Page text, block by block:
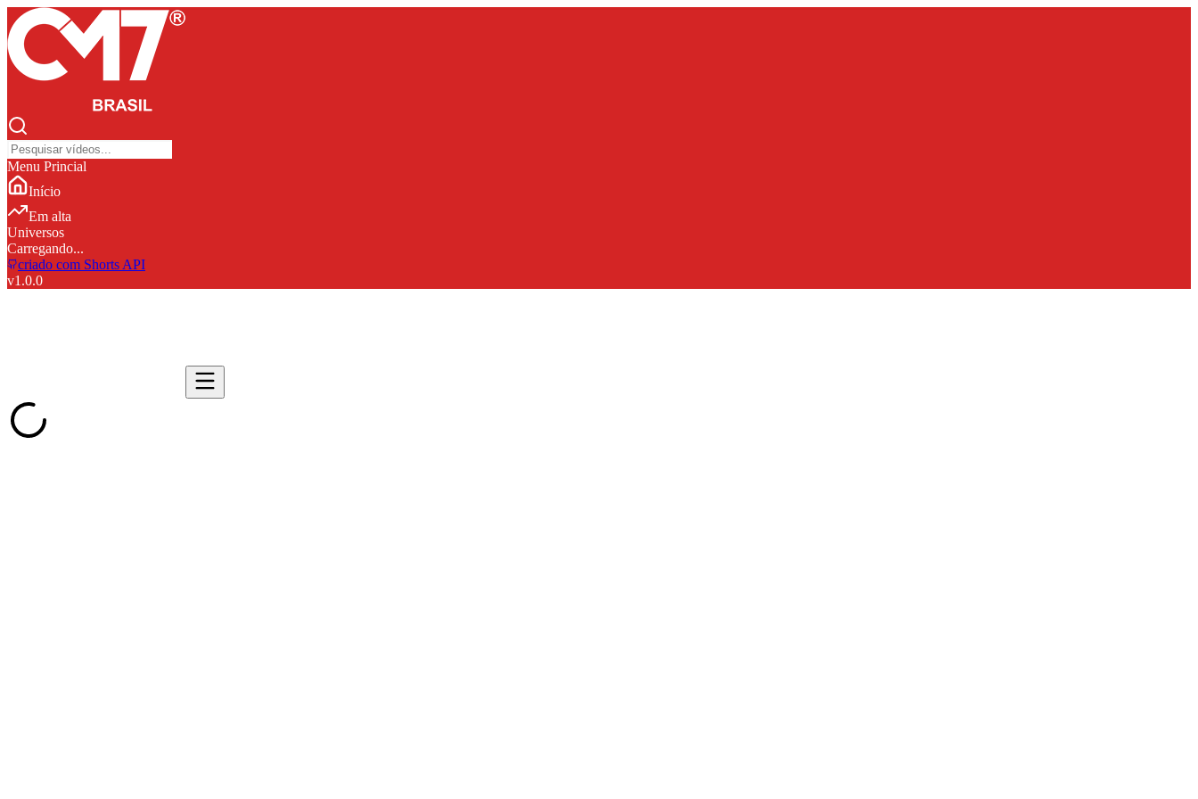
Menu Princial
Início
Em alta
Universos
Carregando...
criado com Shorts API
v1.0.0